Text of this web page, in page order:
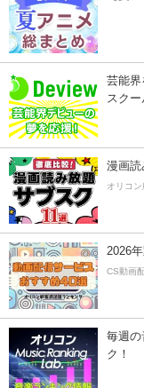
芸能界
スク
漫画読
オリコ
2026
CS動画
毎週の
ク！